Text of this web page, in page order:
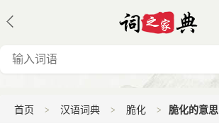
首页 汉语词典 脆化 脆化的意思